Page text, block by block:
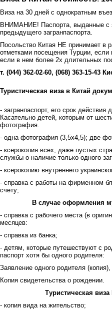
Виза на 30 дней с однократным
ВНИМАНИЕ! Паспорта, выданные с
предыдущего загранпаспорта.
Посольство Китая НЕ принимает в
отметками посещения Турции, если
если в нем более 2х длительных
т. (044) 362-02-60, (068) 363-15-43
Туристическая виза в Китай
- загранпаспорт, его срок
Касательно детей, которым от
фотография.
- одна фотография (3,5х4,5); две
- ксерокопия всех, даже пустых
службы о наличие только одного
- ксерокопию внутреннего
- справка с работы на фирменном
счету;
В случае оформления
- справка с рабочего места (в
месяцев:
- справка из банка;
- детям, которые путешествуют с
паспорт хотя бы одного родителя:
Заявление одного родителя
Копия свидетельства о рождении.
Туристическая
- копия вида на жительство;